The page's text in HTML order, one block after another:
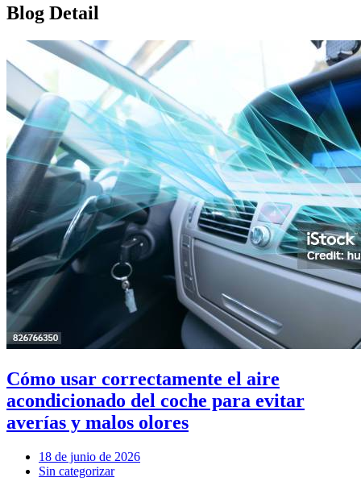
Blog Detail
Cómo usar correctamente el aire
acondicionado del coche para evitar
averías y malos olores
18 de junio de 2026
Sin categorizar